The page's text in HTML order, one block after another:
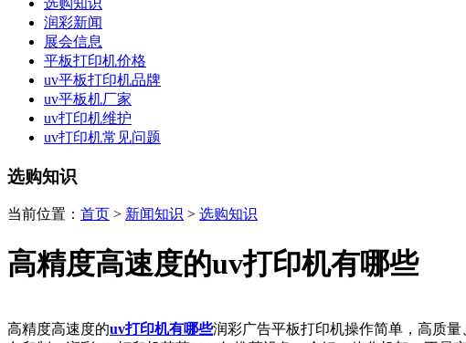
选购知识
润彩新闻
展会信息
平板打印机价格
uv平板打印机品牌
uv平板机厂家
uv打印机维护
uv打印机常见问题
选购知识
当前位置： 首页 > 新闻知识 > 选购知识
高精度高速度的uv打印机有哪些
高精度高速度的uv打印机有哪些润彩广告平板打印机操作简单，高质